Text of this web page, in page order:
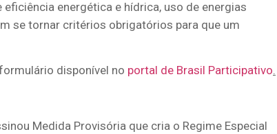
energética e hídrica, uso de energias
se tornar critérios obrigatórios para que um
disponível no portal de Brasil Participativo.
Medida Provisória que cria o Regime Especial